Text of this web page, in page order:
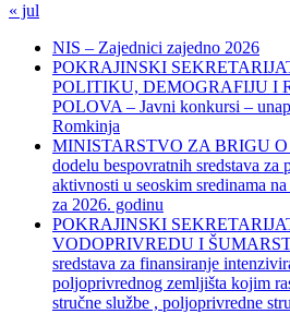
« jul
NIS – Zajednici zajedno 2026
POKRAJINSKI
POLITIKU, DEMOGRAFIJU I
POLOVA – Javni konkursi –
Romkinja
MINISTARSTVO ZA BRIGU O
dodelu bespovratnih sredstava za
aktivnosti u seoskim sredinama
za 2026. godinu
POKRAJINSKI
VODOPRIVREDU I
sredstava za finansiranje
poljoprivrednog zemljišta kojim
stručne službe , poljoprivredne